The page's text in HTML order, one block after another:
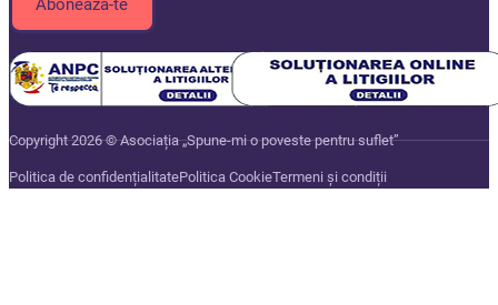
Copyright 2026 © Asociația „Spune-mi o poveste pentru suflet”
Politica de confidențialitatePolitica CookieTermeni și condiții